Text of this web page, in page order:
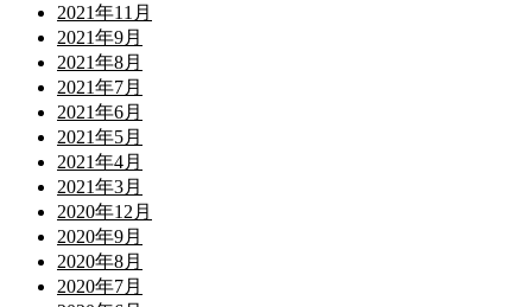
2021年11月
2021年9月
2021年8月
2021年7月
2021年6月
2021年5月
2021年4月
2021年3月
2020年12月
2020年9月
2020年8月
2020年7月